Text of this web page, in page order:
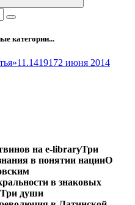
категории...
11.1419172 июня 2014
на e-libraryТри
в понятии нацииО
в знаковых
Три души